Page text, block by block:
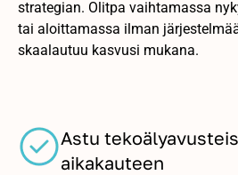
strategian. Olitpa vaihtamassa
tai aloittamassa ilman
skaalautuu kasvusi mukana.
Astu
aikakauteen